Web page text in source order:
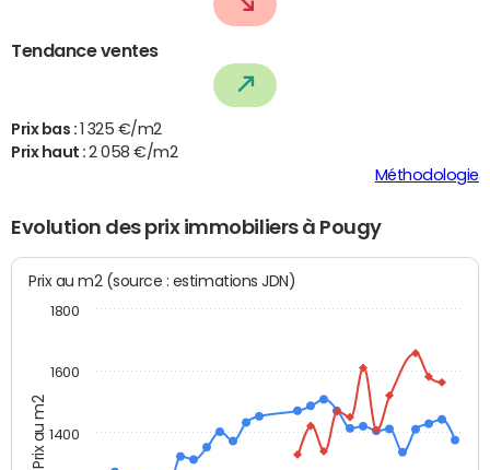
Tendance ventes
Prix bas :
1 325 €/m2
Prix haut :2 058 €/m2
Méthodologie
Evolution des prix immobiliers à Pougy
Prix au m2
Prix au m2 (source : estimations JDN)
1400
1600
1800